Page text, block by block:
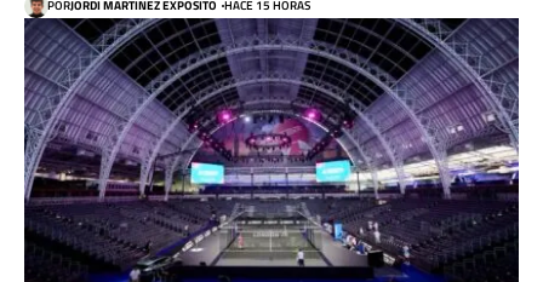
PORJORDI MARTINEZ EXPOSITO HACE 15 HORAS